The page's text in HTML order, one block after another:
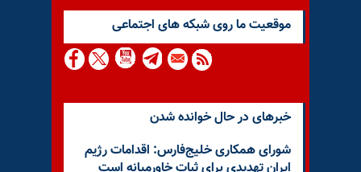
موقعيت ما روى شبكه هاى اجتماعى
خبرهای در حال خوانده شدن
شورای همکاری خلیج‌فارس: اقدامات رژیم